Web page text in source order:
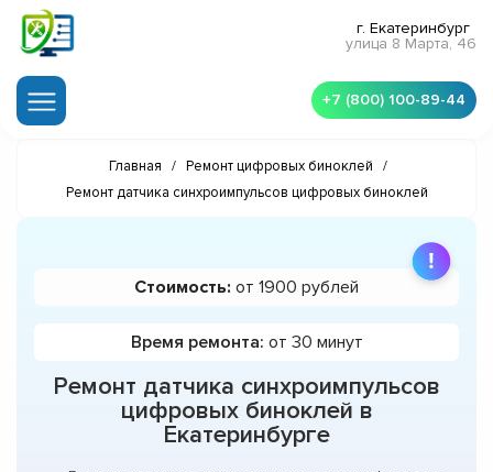
г. Екатеринбург
улица 8 Марта, 46
+7 (800) 100-89-44
Главная / Ремонт цифровых биноклей
/
Ремонт датчика синхроимпульсов цифровых биноклей
Ремонт датчика синхроимпульсов
цифровых биноклей в
Екатеринбурге
Стоимость: от 1900 рублей
Время ремонта: от 30 минут